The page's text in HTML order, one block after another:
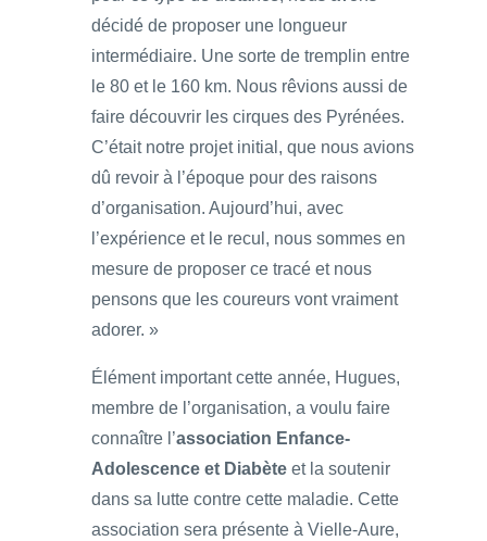
décidé de proposer une longueur
intermédiaire. Une sorte de tremplin entre
le 80 et le 160 km. Nous rêvions aussi de
faire découvrir les cirques des Pyrénées.
C’était notre projet initial, que nous avions
dû revoir à l’époque pour des raisons
d’organisation. Aujourd’hui, avec
l’expérience et le recul, nous sommes en
mesure de proposer ce tracé et nous
pensons que les coureurs vont vraiment
adorer. »
Élément important cette année, Hugues,
membre de l’organisation, a voulu faire
connaître l’association Enfance-
Adolescence et Diabète et la soutenir
dans sa lutte contre cette maladie. Cette
association sera présente à Vielle-Aure,